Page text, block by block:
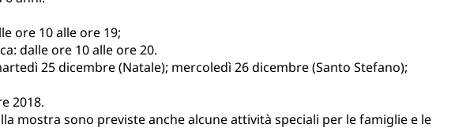
ore 10 alle ore 19;
dalle ore 10 alle ore 20.
25 dicembre (Natale); mercoledì 26 dicembre (Santo Stefano);
2018.
mostra sono previste anche alcune attività speciali per le famiglie e le